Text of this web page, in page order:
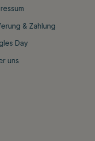
& Zahlung
Day
uns